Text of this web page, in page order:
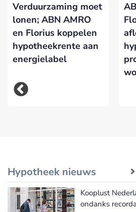
Verduurzaming moet
lonen; ABN AMRO
en Florius koppelen
hypotheekrente aan
energielabel
Hypotheek nieuws
Kooplust
ondanks